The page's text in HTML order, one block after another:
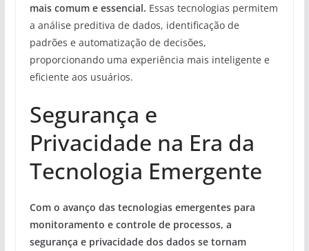
mais comum e essencial. Essas tecnologias permitem
a análise preditiva de dados, identificação de
padrões e automatização de decisões,
proporcionando uma experiência mais inteligente e
eficiente aos usuários.
Segurança e
Privacidade na Era da
Tecnologia Emergente
Com o avanço das tecnologias emergentes para
monitoramento e controle de processos, a
segurança e privacidade dos dados se tornam